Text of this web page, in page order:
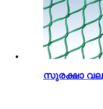
സുരക്ഷാ വല